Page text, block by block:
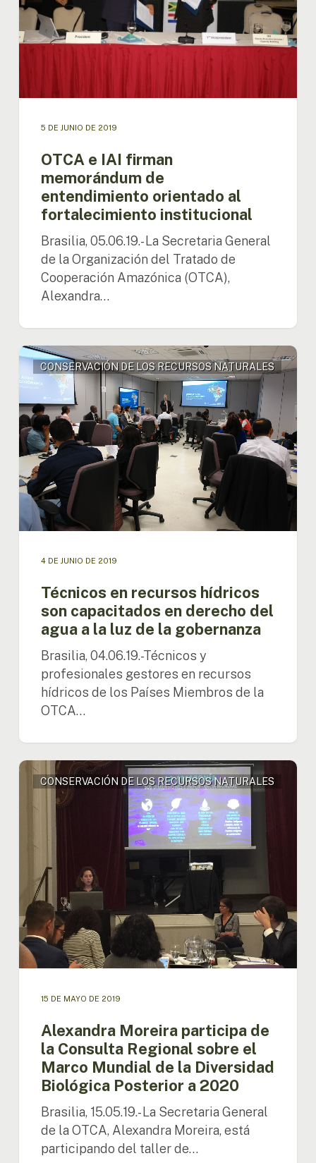
entendimiento
orientado
al
5 DE JUNIO DE 2019
OTCA e IAI firman
memorándum de
entendimiento orientado al
fortalecimiento institucional
Brasilia, 05.06.19.- La Secretaria General
de la Organización del Tratado de
Cooperación Amazónica (OTCA),
Alexandra…
Técnicos
recursos
hídricos
son
capacitados
en
derecho
del
agua
la
gobernanza
CONSERVACIÓN DE LOS RECURSOS NATURALES
4 DE JUNIO DE 2019
Técnicos en recursos hídricos
son capacitados en derecho del
agua a la luz de la gobernanza
Brasilia, 04.06.19.-Técnicos y
profesionales gestores en recursos
hídricos de los Países Miembros de la
OTCA…
Alexandra
Moreira
participa
Consulta
sobre
Marco
Mundial
de
la
Diversidad
Posterior
2020
CONSERVACIÓN DE LOS RECURSOS NATURALES
15 DE MAYO DE 2019
Alexandra Moreira participa de
la Consulta Regional sobre el
Marco Mundial de la Diversidad
Biológica Posterior a 2020
Brasilia, 15.05.19.- La Secretaria General
de la OTCA, Alexandra Moreira, está
participando del taller de…